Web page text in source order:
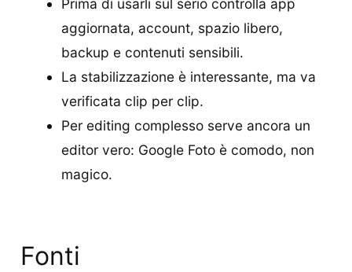
aggiornata, account, spazio libero,
backup e contenuti sensibili.
La stabilizzazione è interessante, ma va
verificata clip per clip.
Per editing complesso serve ancora un
editor vero: Google Foto è comodo, non
magico.
Fonti